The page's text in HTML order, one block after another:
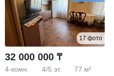
17 фото
32 000 000 ₸
4-комн. 4/5 эт. 77 м²